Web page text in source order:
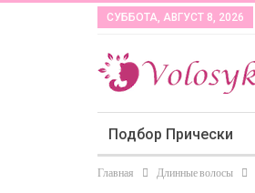
СУББОТА, АВГУСТ 8, 2026
Подбор Прически
Главная Длинные волосы